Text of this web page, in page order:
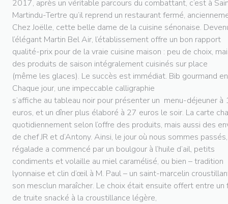
2017, après un véritable parcours du combattant, c’est à
Martindu-Tertre qu’il reprend un restaurant fermé,
Chez Joëlle, cette belle dame de la cuisine sénonaise.
l’élégant Martin Bel Air, l’établissement offre un bon rapport
qualité-prix pour de la vraie cuisine maison : peu de choix,
des produits de saison intégralement cuisinés sur place
(même les glaces). Le succès est immédiat. Bib gourmand
Chaque jour, une impeccable calligraphie
s’affiche au tableau noir pour présenter un menu-déjeuner à
euros, et un dîner plus élaboré à 27 euros le soir. La carte
quotidiennement selon l’offre des produits, mais aussi des
de chef JR et d’Antony. Ainsi, le jour où nous sommes
régalade a commencé par un boulgour à l’huile d’ail, petits
condiments et volaille au miel caramélisé, ou bien – tradition
lyonnaise et clin d’œil à M. Paul – un saint-marcelin
son mesclun maraîcher. Le choix était ensuite offert entre
de truite snacké à la croustillance légère,